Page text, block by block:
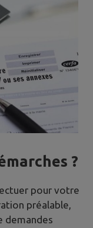
?
pour votre
préalable,
demandes